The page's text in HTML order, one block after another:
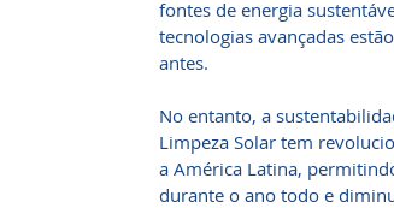
fontes de energia
tecnologias avançadas
antes.
No entanto, a
Limpeza Solar tem
a América Latina,
durante o ano todo e